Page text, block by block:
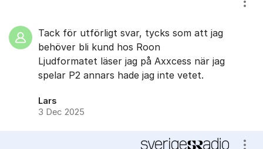
Tack för utförligt svar, tycks som att jag
behöver bli kund hos Roon
Ljudformatet läser jag på Axxcess när jag
spelar P2 annars hade jag inte vetet.
Lars
3 Dec 2025